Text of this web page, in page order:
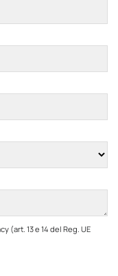
(art. 13 e 14 del Reg. UE